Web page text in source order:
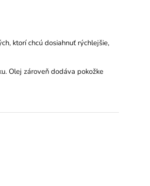
ktorí chcú dosiahnuť rýchlejšie,
Olej zároveň dodáva pokožke